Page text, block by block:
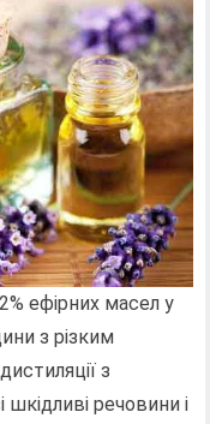
ефірних масел у
з різким
з
речовини і